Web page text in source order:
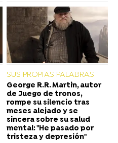
SUS PROPIAS PALABRAS
George R.R. Martin, autor
de Juego de tronos,
rompe su silencio tras
meses alejado y se
sincera sobre su salud
mental: "He pasado por
tristeza y depresión"